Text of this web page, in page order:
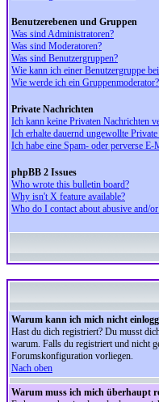
Benutzerebenen und Gruppen
Was sind Administratoren?
Was sind Moderatoren?
Was sind Benutzergruppen?
Wie kann ich einer Benutzergruppe
Wie werde ich ein Gruppenmoderator?
Private Nachrichten
Ich kann keine Privaten Nachrichten
Ich erhalte dauernd ungewollte
Ich habe eine Spam- oder perverse
phpBB 2 Issues
Who wrote this bulletin board?
Why isn't X feature available?
Who do I contact about abusive and/
Warum kann ich mich nicht
Hast du dich registriert? Du musst
warum. Falls du registriert und nicht
Forumskonfiguration vorliegen.
Nach oben
Warum muss ich mich überhaupt